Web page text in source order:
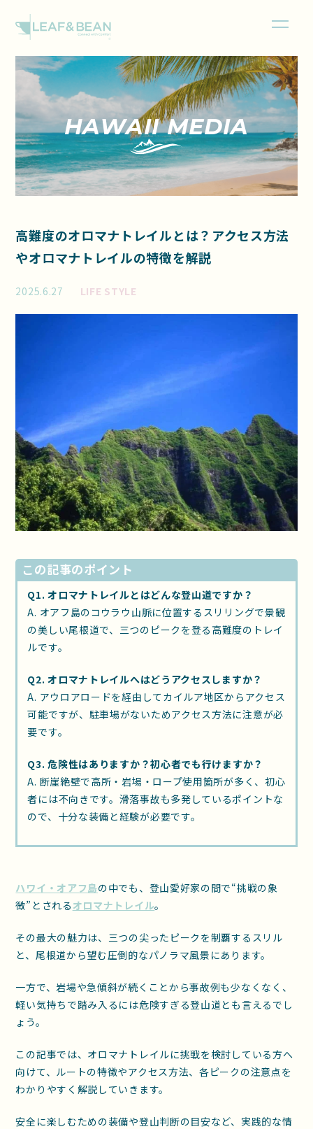
HAWAII MEDIA
高難度のオロマナトレイルとは？アクセス方法
やオロマナトレイルの特徴を解説
2025.6.27 LIFE STYLE
この記事のポイント
Q1. オロマナトレイルとはどんな登山道ですか？
A. オアフ島のコウラウ山脈に位置するスリリングで景観
の美しい尾根道で、三つのピークを登る高難度のトレイ
ルです。
Q2. オロマナトレイルへはどうアクセスしますか？
A. アウロアロードを経由してカイルア地区からアクセス
可能ですが、駐車場がないためアクセス方法に注意が必
要です。
Q3. 危険性はありますか？初心者でも行けますか？
A. 断崖絶壁で高所・岩場・ロープ使用箇所が多く、初心
者には不向きです。滑落事故も多発しているポイントな
ので、十分な装備と経験が必要です。
ハワイ・オアフ島の中でも、登山愛好家の間で“挑戦の象
徴”とされる オロマナトレイル。
その最大の魅力は、三つの尖ったピークを制覇するスリル
と、尾根道から望む圧倒的なパノラマ風景にあります。
一方で、岩場や急傾斜が続くことから事故例も少なくなく、
軽い気持ちで踏み入るには危険すぎる登山道とも言えるでし
ょう。
この記事では、オロマナトレイルに挑戦を検討している方へ
向けて、ルートの特徴やアクセス方法、各ピークの注意点を
わかりやすく解説していきます。
安全に楽しむための装備や登山判断の目安など、実践的な情